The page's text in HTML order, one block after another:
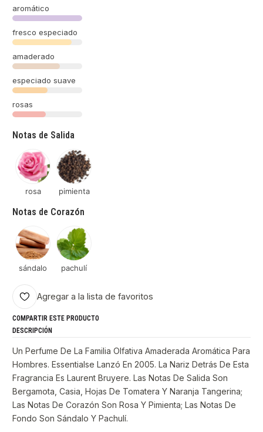
aromático
fresco especiado
amaderado
especiado suave
rosas
Notas de Salida
rosa pimienta
Notas de Corazón
sándalo pachulí
Agregar a la lista de favoritos
COMPARTIR ESTE PRODUCTO
DESCRIPCIÓN
Un Perfume De La Familia Olfativa Amaderada Aromática Para
Hombres. Essentialse Lanzó En 2005. La Nariz Detrás De Esta
Fragrancia Es Laurent Bruyere. Las Notas De Salida Son
Bergamota, Casia, Hojas De Tomatera Y Naranja Tangerina;
Las Notas De Corazón Son Rosa Y Pimienta; Las Notas De
Fondo Son Sándalo Y Pachulí.